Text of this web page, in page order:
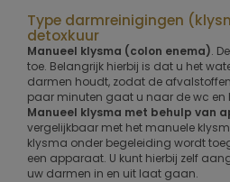
Type darmreinigingen
detoxkuur
Manueel klysma (colon enema).
toe. Belangrijk hierbij is dat u het
darmen houdt, zodat de
paar minuten gaat u naar de wc en
Manueel klysma met behulp van
vergelijkbaar met het manuele
klysma onder begeleiding wordt
een apparaat. U kunt hierbij zelf
uw darmen in en uit laat gaan.